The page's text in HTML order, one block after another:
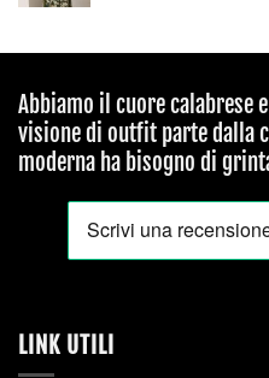
Abbiamo il cuore calabrese
visione di outfit parte dalla
moderna ha bisogno di
LINK UTILI